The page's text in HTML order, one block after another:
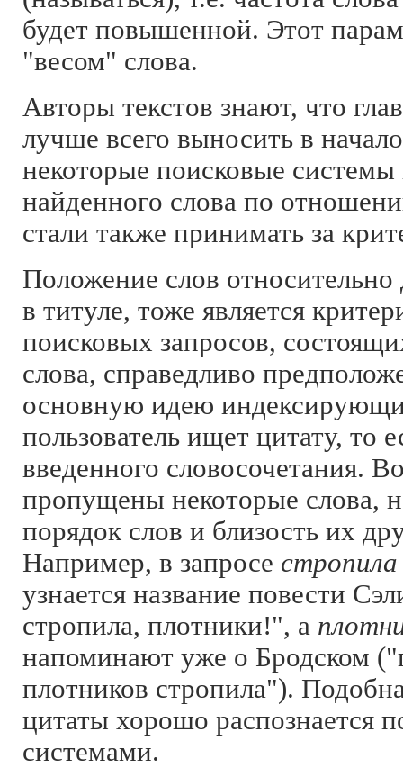
будет повышенной. Этот
"весом" слова.
Авторы текстов знают, что
лучше всего выносить в
некоторые поисковые
найденного слова по
стали также принимать за
Положение слов относительно
в титуле, тоже является
поисковых запросов,
слова, справедливо
основную идею
пользователь ищет цитату, то
введенного словосочетания.
пропущены некоторые слова,
порядок слов и близость их
Например, в запросе
узнается название повести
стропила, плотники!", а
напоминают уже о Бродском
плотников стропила").
цитаты хорошо распознается
системами.